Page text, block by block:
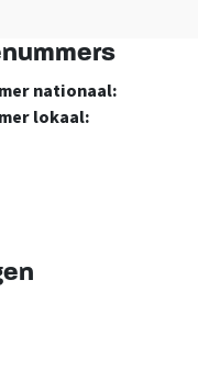
nationaal:
lokaal: